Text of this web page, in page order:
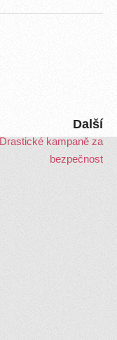
Další
Drastické kampaně za
bezpečnost